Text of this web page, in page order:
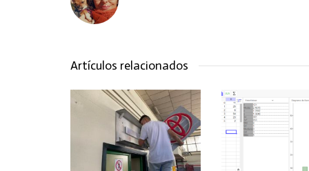
Artículos relacionados